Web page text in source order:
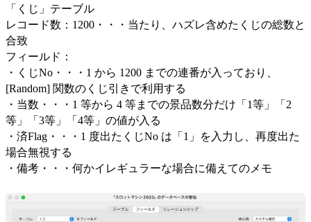
「くじ」テーブル
レコード数：1200・・・当たり、ハズレ含めたくじの総数と
合致
フィールド：
・くじNo・・・1 から 1200 までの連番が入っており、
[Random] 関数のくじ引きで利用する
・当数・・・1 等から 4 等までの景品数分だけ「1等」「2
等」「3等」「4等」の値が入る
・済Flag・・・1 度出たくじNo は「1」を入力し、再度出た
場合無視する
・備考・・・何かイレギュラーな場合に備えてのメモ